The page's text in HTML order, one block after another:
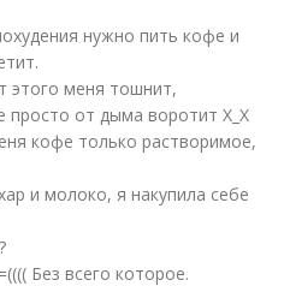
нужно пить кофе и
этого меня тошнит,
просто от дыма воротит Х_Х
кофе только растворимое,
и молоко, я накупила себе
Без всего которое.